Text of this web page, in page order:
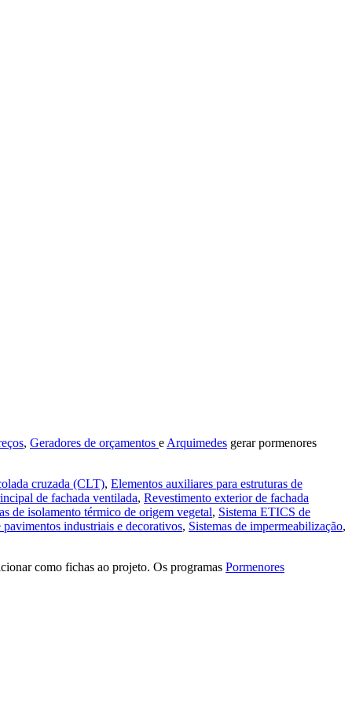
, Geradores de orçamentos e Arquimedes gerar pormenores
cruzada (CLT), Elementos auxiliares para estruturas de
de fachada ventilada, Revestimento exterior de fachada
de isolamento térmico de origem vegetal, Sistema ETICS de
pavimentos industriais e decorativos, Sistemas de impermeabilização,
como fichas ao projeto. Os programas Pormenores